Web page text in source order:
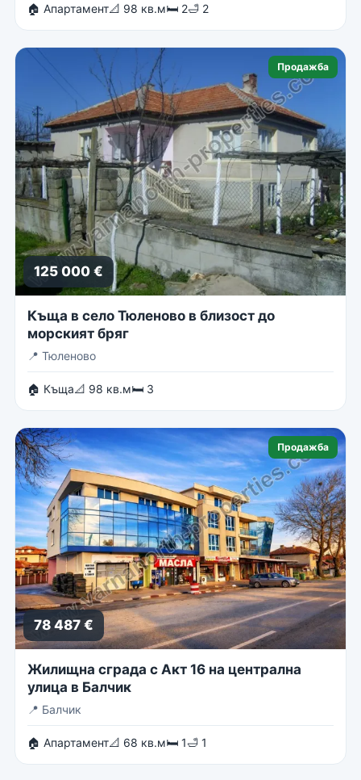
🏠 Апартамент📐 98 кв.м🛏 2🛁 2
Продажба
125 000 €
Къща в село Тюленово в близост до
морският бряг
📍 Тюленово
🏠 Къща📐 98 кв.м🛏 3
Продажба
78 487 €
Жилищна сграда с Акт 16 на централна
улица в Балчик
📍 Балчик
🏠 Апартамент📐 68 кв.м🛏 1🛁 1